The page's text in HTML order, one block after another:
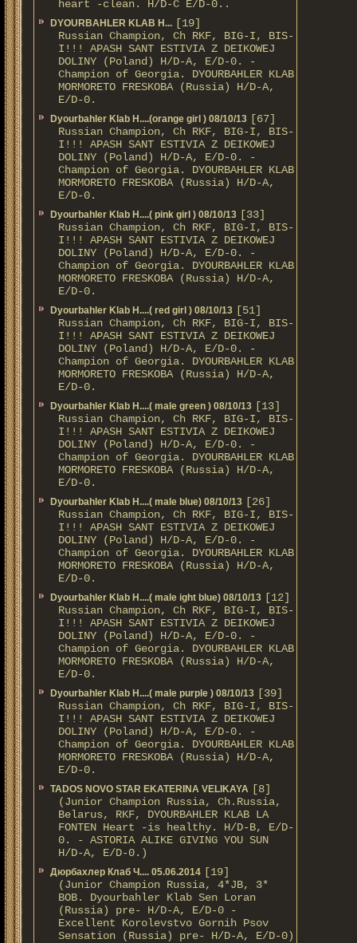
heart -clean. H/D-С E/D-0..
DYOURBAHLER KLAB Н... [19]
Russian Champion, Ch RKF, BIG-I, BIS-
I!!! APASH SANT ESTIVIA Z DEIKOWEJ
DOLINY (Poland) H/D-A, E/D-0. -
Champion of Georgia. DYOURBAHLER KLAB
MORMORETO FRESKOBA (Russia) H/D-A,
E/D-0.
Dyourbahler Klab H....(orange girl ) 08/10/13 [67]
Russian Champion, Ch RKF, BIG-I, BIS-
I!!! APASH SANT ESTIVIA Z DEIKOWEJ
DOLINY (Poland) H/D-A, E/D-0. -
Champion of Georgia. DYOURBAHLER KLAB
MORMORETO FRESKOBA (Russia) H/D-A,
E/D-0.
Dyourbahler Klab H....( pink girl ) 08/10/13 [33]
Russian Champion, Ch RKF, BIG-I, BIS-
I!!! APASH SANT ESTIVIA Z DEIKOWEJ
DOLINY (Poland) H/D-A, E/D-0. -
Champion of Georgia. DYOURBAHLER KLAB
MORMORETO FRESKOBA (Russia) H/D-A,
E/D-0.
Dyourbahler Klab H....( red girl ) 08/10/13 [51]
Russian Champion, Ch RKF, BIG-I, BIS-
I!!! APASH SANT ESTIVIA Z DEIKOWEJ
DOLINY (Poland) H/D-A, E/D-0. -
Champion of Georgia. DYOURBAHLER KLAB
MORMORETO FRESKOBA (Russia) H/D-A,
E/D-0.
Dyourbahler Klab H....( male green ) 08/10/13 [13]
Russian Champion, Ch RKF, BIG-I, BIS-
I!!! APASH SANT ESTIVIA Z DEIKOWEJ
DOLINY (Poland) H/D-A, E/D-0. -
Champion of Georgia. DYOURBAHLER KLAB
MORMORETO FRESKOBA (Russia) H/D-A,
E/D-0.
Dyourbahler Klab H....( male blue) 08/10/13 [26]
Russian Champion, Ch RKF, BIG-I, BIS-
I!!! APASH SANT ESTIVIA Z DEIKOWEJ
DOLINY (Poland) H/D-A, E/D-0. -
Champion of Georgia. DYOURBAHLER KLAB
MORMORETO FRESKOBA (Russia) H/D-A,
E/D-0.
Dyourbahler Klab H....( male ight blue) 08/10/13 [12]
Russian Champion, Ch RKF, BIG-I, BIS-
I!!! APASH SANT ESTIVIA Z DEIKOWEJ
DOLINY (Poland) H/D-A, E/D-0. -
Champion of Georgia. DYOURBAHLER KLAB
MORMORETO FRESKOBA (Russia) H/D-A,
E/D-0.
Dyourbahler Klab H....( male purple ) 08/10/13 [39]
Russian Champion, Ch RKF, BIG-I, BIS-
I!!! APASH SANT ESTIVIA Z DEIKOWEJ
DOLINY (Poland) H/D-A, E/D-0. -
Champion of Georgia. DYOURBAHLER KLAB
MORMORETO FRESKOBA (Russia) H/D-A,
E/D-0.
TADOS NOVO STAR EKATERINA VELIKAYA [8]
(Junior Champion Russia, Ch.Russia,
Belarus, RKF, DYOURBAHLER KLAB LA
FONTEN Heart -is healthy. H/D-В, E/D-
0. - ASTORIA ALIKE GIVING YOU SUN
H/D-А, E/D-0.)
Дюрбахлер Клаб Ч.... 05.06.2014 [19]
(Junior Champion Russia, 4*JB, 3*
BOB. Dyourbahler Klab Sen Loran
(Russia) pre- H/D-A, E/D-0 -
Excellent Korolevstvo Gornih Psov
Sensation (Russia) pre- H/D-A, E/D-0)